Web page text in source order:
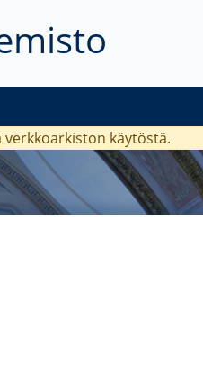
verkkoarkiston käytöstä.